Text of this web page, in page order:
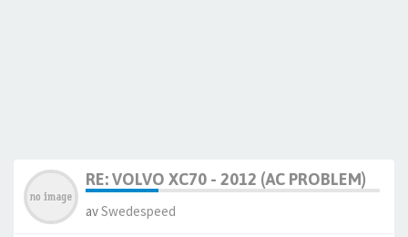
RE: VOLVO XC70 - 2012 (AC PROBLEM)
avSwedespeed